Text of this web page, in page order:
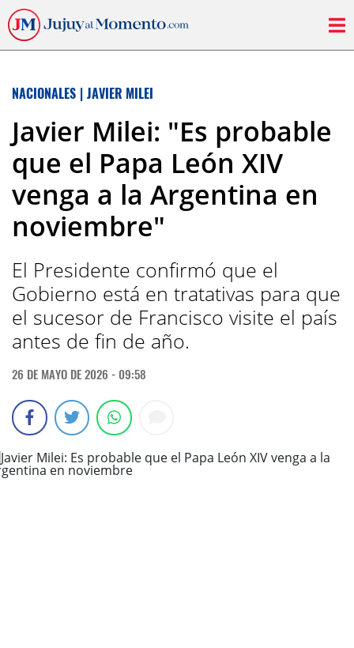
NACIONALES | JAVIER MILEI
Javier Milei: "Es probable
que el Papa León XIV
venga a la Argentina en
noviembre"
El Presidente confirmó que el
Gobierno está en tratativas para que
el sucesor de Francisco visite el país
antes de fin de año.
26 DE MAYO DE 2026 - 09:58